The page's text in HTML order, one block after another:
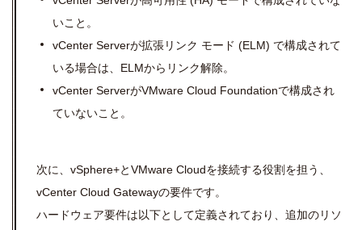
いこと。
vCenter Serverが拡張リンク モード (ELM) で構成されて
いる場合は、 ELMからリンク解除。
vCenter ServerがVMware Cloud Foundationで構成され
ていないこと。
次に、vSphere+とVMware Cloudを接続する役割を担う、
vCenter Cloud Gatewayの要件です。
ハードウェア要件は以下として定義されており、追加のリソ